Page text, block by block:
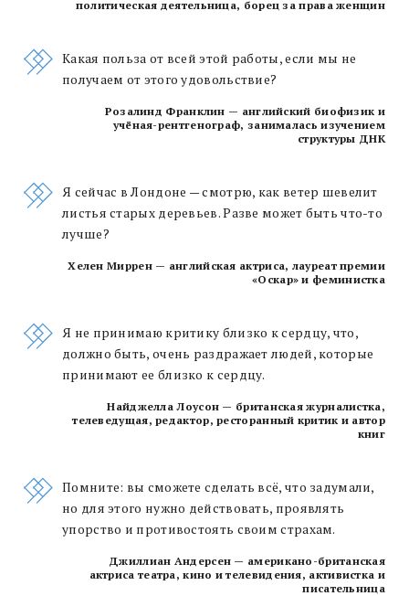
политическая деятельница, борец за права женщин
Какая польза от всей этой работы, если мы не
получаем от этого удовольствие?
Розалинд Франклин — английский биофизик и
учёная-рентгенограф, занималась изучением
структуры ДНК
Я сейчас в Лондоне — смотрю, как ветер шевелит
листья старых деревьев. Разве может быть что-то
лучше?
Хелен Миррен — английская актриса, лауреат премии
«Оскар» и феминистка
Я не принимаю критику близко к сердцу, что,
должно быть, очень раздражает людей, которые
принимают ее близко к сердцу.
Найджелла Лоусон — британская журналистка,
телеведущая, редактор, ресторанный критик и автор
книг
Помните: вы сможете сделать всё, что задумали,
но для этого нужно действовать, проявлять
упорство и противостоять своим страхам.
Джиллиан Андерсен — американо-британская
актриса театра, кино и телевидения, активистка и
писательница